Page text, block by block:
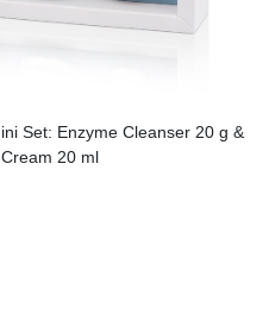
Set: Enzyme Cleanser 20 g &
20 ml